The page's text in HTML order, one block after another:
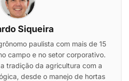
Siqueira
paulista com mais de 15
campo e no setor corporativo.
tradição da agricultura com a
desde o manejo de hortas